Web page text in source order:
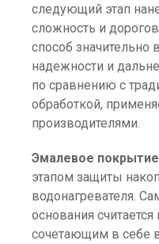
следующий этап
сложность и
способ
надежности и
по сравнению с
обработкой,
производителями.
Эмалевое покрытие
этапом защиты
водонагревателя.
основания
сочетающим в себе